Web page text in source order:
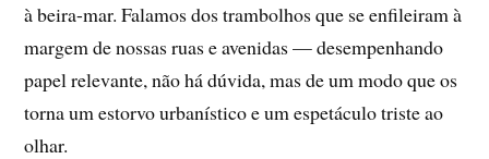
à beira-mar. Falamos dos trambolhos que se enfileiram à
margem de nossas ruas e avenidas — desempenhando
papel relevante, não há dúvida, mas de um modo que os
torna um estorvo urbanístico e um espetáculo triste ao
olhar.